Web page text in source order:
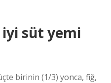
süt yemi
birinin (1/3) yonca, fiğ,